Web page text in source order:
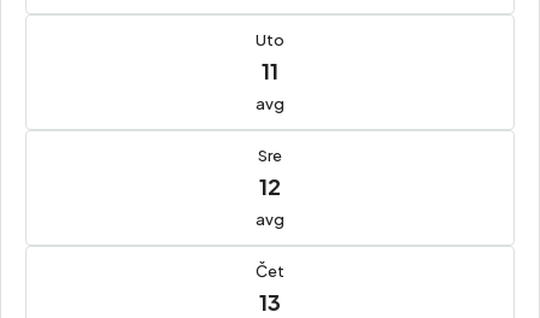
Uto
11
avg
Sre
12
avg
Čet
13